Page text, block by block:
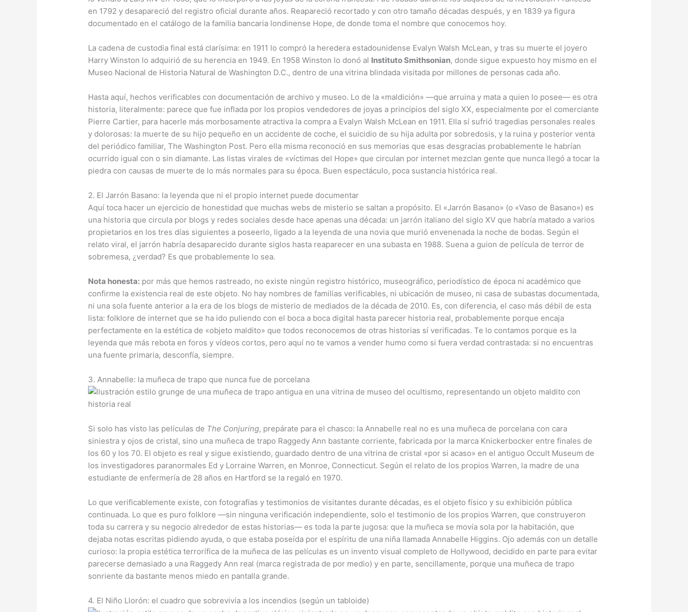
en 1792 y desapareció del registro oficial durante años. Reapareció recortado y con otro tamaño décadas después, y en 1839 ya figura
documentado en el catálogo de la familia bancaria londinense Hope, de donde toma el nombre que conocemos hoy.
La cadena de custodia final está clarísima: en 1911 lo compró la heredera estadounidense Evalyn Walsh McLean, y tras su muerte el joyero
Harry Winston lo adquirió de su herencia en 1949. En 1958 Winston lo donó al Instituto Smithsonian, donde sigue expuesto hoy mismo en el
Museo Nacional de Historia Natural de Washington D.C., dentro de una vitrina blindada visitada por millones de personas cada año.
Hasta aquí, hechos verificables con documentación de archivo y museo. Lo de la «maldición» —que arruina y mata a quien lo posee— es otra
historia, literalmente: parece que fue inflada por los propios vendedores de joyas a principios del siglo XX, especialmente por el comerciante
Pierre Cartier, para hacerle más morbosamente atractiva la compra a Evalyn Walsh McLean en 1911. Ella sí sufrió tragedias personales reales
y dolorosas: la muerte de su hijo pequeño en un accidente de coche, el suicidio de su hija adulta por sobredosis, y la ruina y posterior venta
del periódico familiar, The Washington Post. Pero ella misma reconoció en sus memorias que esas desgracias probablemente le habrían
ocurrido igual con o sin diamante. Las listas virales de «víctimas del Hope» que circulan por internet mezclan gente que nunca llegó a tocar la
piedra con causas de muerte de lo más normales para su época. Buen espectáculo, poca sustancia histórica real.
2. El Jarrón Basano: la leyenda que ni el propio internet puede documentar
Aquí toca hacer un ejercicio de honestidad que muchas webs de misterio se saltan a propósito. El «Jarrón Basano» (o «Vaso de Basano») es
una historia que circula por blogs y redes sociales desde hace apenas una década: un jarrón italiano del siglo XV que habría matado a varios
propietarios en los tres días siguientes a poseerlo, ligado a la leyenda de una novia que murió envenenada la noche de bodas. Según el
relato viral, el jarrón habría desaparecido durante siglos hasta reaparecer en una subasta en 1988. Suena a guion de película de terror de
sobremesa, ¿verdad? Es que probablemente lo sea.
Nota honesta: por más que hemos rastreado, no existe ningún registro histórico, museográfico, periodístico de época ni académico que
confirme la existencia real de este objeto. No hay nombres de familias verificables, ni ubicación de museo, ni casa de subastas documentada,
ni una sola fuente anterior a la era de los blogs de misterio de mediados de la década de 2010. Es, con diferencia, el caso más débil de esta
lista: folklore de internet que se ha ido puliendo con el boca a boca digital hasta parecer historia real, probablemente porque encaja
perfectamente en la estética de «objeto maldito» que todos reconocemos de otras historias sí verificadas. Te lo contamos porque es la
leyenda que más rebota en foros y vídeos cortos, pero aquí no te vamos a vender humo como si fuera verdad contrastada: si no encuentras
una fuente primaria, desconfía, siempre.
3. Annabelle: la muñeca de trapo que nunca fue de porcelana
Si solo has visto las películas de The Conjuring, prepárate para el chasco: la Annabelle real no es una muñeca de porcelana con cara
siniestra y ojos de cristal, sino una muñeca de trapo Raggedy Ann bastante corriente, fabricada por la marca Knickerbocker entre finales de
los 60 y los 70. El objeto es real y sigue existiendo, guardado dentro de una vitrina de cristal «por si acaso» en el antiguo Occult Museum de
los investigadores paranormales Ed y Lorraine Warren, en Monroe, Connecticut. Según el relato de los propios Warren, la madre de una
estudiante de enfermería de 28 años en Hartford se la regaló en 1970.
Lo que verificablemente existe, con fotografías y testimonios de visitantes durante décadas, es el objeto físico y su exhibición pública
continuada. Lo que es puro folklore —sin ninguna verificación independiente, solo el testimonio de los propios Warren, que construyeron
toda su carrera y su negocio alrededor de estas historias— es toda la parte jugosa: que la muñeca se movía sola por la habitación, que
dejaba notas escritas pidiendo ayuda, o que estaba poseída por el espíritu de una niña llamada Annabelle Higgins. Ojo además con un detalle
curioso: la propia estética terrorífica de la muñeca de las películas es un invento visual completo de Hollywood, decidido en parte para evitar
parecerse demasiado a una Raggedy Ann real (marca registrada de por medio) y en parte, sencillamente, porque una muñeca de trapo
sonriente da bastante menos miedo en pantalla grande.
4. El Niño Llorón: el cuadro que sobrevivía a los incendios (según un tabloide)